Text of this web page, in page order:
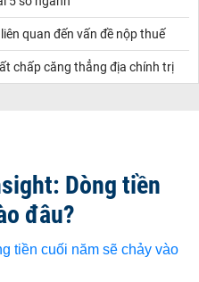
quan đến vấn đề nộp thuế
chấp căng thẳng địa chính trị
Dòng tiền
đâu?